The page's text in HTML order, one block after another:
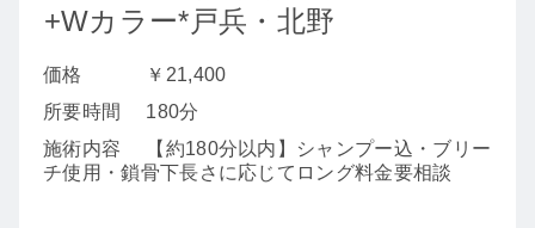
+Wカラー*戸兵・北野
価格
￥21,400
所要時間
180分
施術内容
【約180分以内】シャンプー込・ブリー
チ使用・鎖骨下長さに応じてロング料金要相談